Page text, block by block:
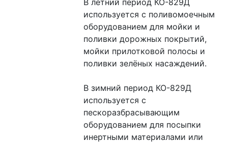
используется с поливомоечным
оборудованием для мойки и
поливки дорожных покрытий,
мойки прилотковой полосы и
поливки зелёных насаждений.
В зимний период КО-829Д
используется с
пескоразбрасывающим
оборудованием для посыпки
инертными материалами или